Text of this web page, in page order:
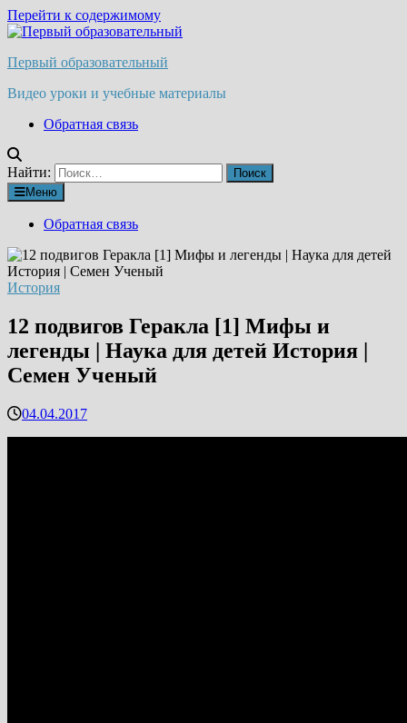
Перейти к содержимому
Первый образовательный
Видео уроки и учебные материалы
Обратная связь
Найти:
Меню
Обратная связь
История
12 подвигов Геракла [1] Мифы и
легенды | Наука для детей История |
Семен Ученый
04.04.2017